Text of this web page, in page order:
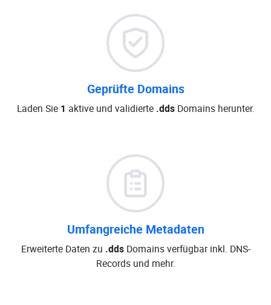
Geprüfte Domains
Laden Sie 1 aktive und validierte .ddsDomains herunter.
Umfangreiche Metadaten
Erweiterte Daten zu .ddsDomains verfügbar inkl. DNS-
Records und mehr.